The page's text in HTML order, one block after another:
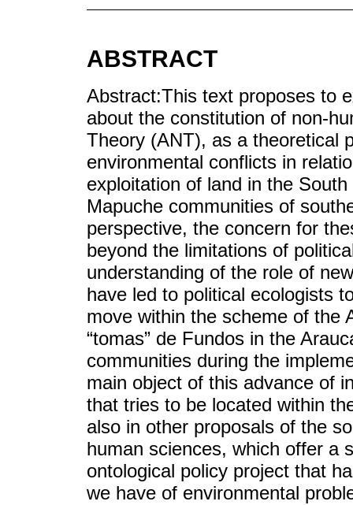
ABSTRACT
Abstract:This text proposes to
about the constitution of non-
Theory (ANT), as a theoretical
environmental conflicts in
exploitation of land in the
Mapuche communities of
perspective, the concern for
beyond the limitations of
understanding of the role of
have led to political ecologists
move within the scheme of the
“tomas” de Fundos in the
communities during the
main object of this advance of
that tries to be located within
also in other proposals of the
human sciences, which offer a
ontological policy project that
we have of environmental